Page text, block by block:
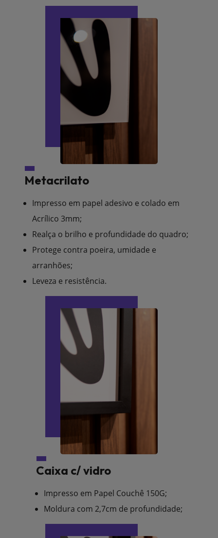
Metacrilato
Impresso em papel adesivo e colado em
Acrílico 3mm;
Realça o brilho e profundidade do quadro;
Protege contra poeira, umidade e
arranhões;
Leveza e resistência.
Caixa c/ vidro
Impresso em Papel Couchê 150G;
Moldura com 2,7cm de profundidade;